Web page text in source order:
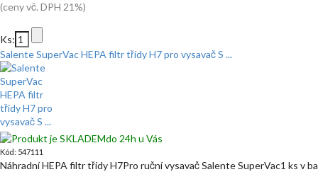
(ceny vč. DPH 21%)
Ks:
Salente SuperVac HEPA filtr třídy H7 pro vysavač S ...
do 24h u Vás
Kód: 547111
Náhradní HEPA filtr třídy H7Pro ruční vysavač Salente SuperVac1 ks v